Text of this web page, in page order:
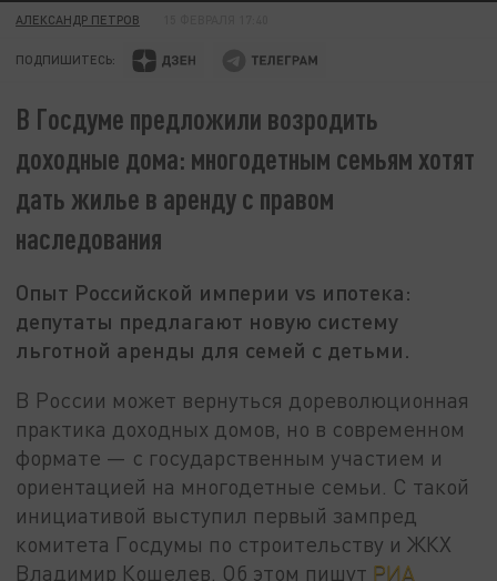
АЛЕКСАНДР ПЕТРОВ
ПОДПИШИТЕСЬ:
В Госдуме предложили возродить
доходные дома: многодетным семьям хотят
дать жилье в аренду с правом
наследования
Опыт Российской империи vs ипотека:
депутаты предлагают новую систему
льготной аренды для семей с детьми.
В России может вернуться дореволюционная
практика доходных домов, но в современном
формате — с государственным участием и
ориентацией на многодетные семьи. С такой
инициативой выступил первый зампред
комитета Госдумы по строительству и ЖКХ
Владимир Кошелев. Об этом пишут РИА